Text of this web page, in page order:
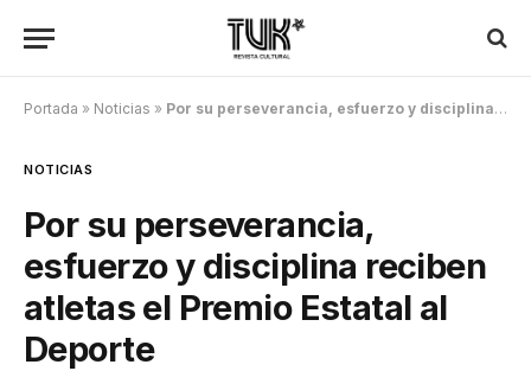
Portada » Noticias » Por su perseverancia, esfuerzo y disciplina reciben atletas el Premio Estatal al Deporte
NOTICIAS
Por su perseverancia,
esfuerzo y disciplina reciben
atletas el Premio Estatal al
Deporte